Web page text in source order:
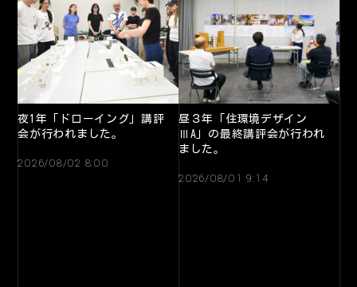
夜1年「ドローイング」講評
会が行われました。
2026/08/02 8:00
昼３年「住環境デザイン
ⅢA」の最終講評会が行われ
ました。
2026/08/01 9:14